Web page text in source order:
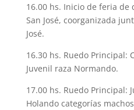
16.00 hs. Inicio de feria de
San José, coorganizada
José.
16.30 hs. Ruedo Principal:
Juvenil raza Normando.
17.00 hs. Ruedo Principal:
Holando categorías